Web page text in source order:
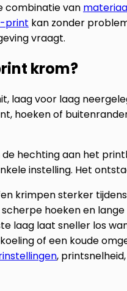
combinatie van
print kan zonder
vraagt.
krom?
laag voor laag
hoeken of
hechting aan het
instelling. Het
krimpen sterker
hoeken en
laag laat sneller los
of een koude
,